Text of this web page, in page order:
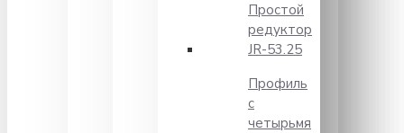
Простой
редуктор
JR-53.25
Профиль
с
четырьмя